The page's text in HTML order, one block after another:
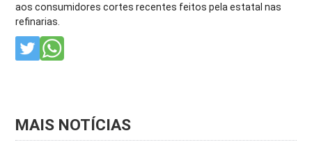
aos consumidores cortes recentes feitos pela estatal nas
refinarias.
MAIS NOTÍCIAS